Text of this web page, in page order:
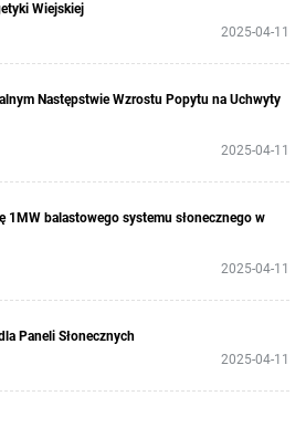
Wiejskiej
2025-04-11
Następstwie Wzrostu Popytu na Uchwyty
2025-04-11
1MW balastowego systemu słonecznego w
2025-04-11
Paneli Słonecznych
2025-04-11